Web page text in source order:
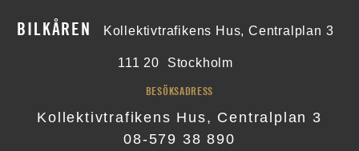
BILKÅREN Kollektivtrafikens Hus, Centralplan 3
111 20 Stockholm
BESÖKSADRESS
Kollektivtrafikens Hus, Centralplan 3
08-579 38 890